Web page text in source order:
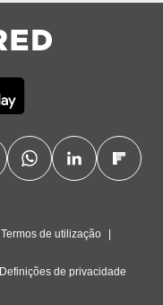
Termos de utilização
Definições de privacidade